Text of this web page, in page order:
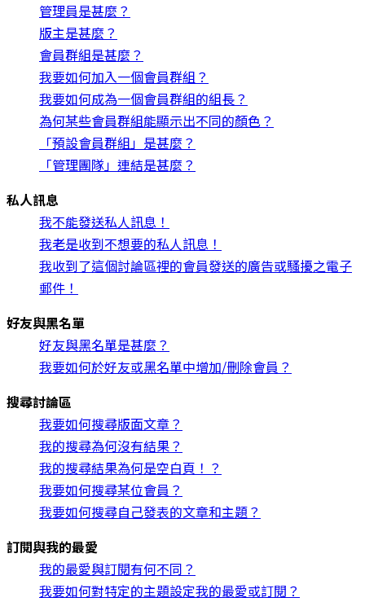
管理員是甚麼？
版主是甚麼？
會員群組是甚麼？
我要如何加入一個會員群組？
我要如何成為一個會員群組的組長？
為何某些會員群組能顯示出不同的顏色？
「預設會員群組」是甚麼？
「管理團隊」連結是甚麼？
私人訊息
我不能發送私人訊息！
我老是收到不想要的私人訊息！
我收到了這個討論區裡的會員發送的廣告或騷擾之電子
郵件！
好友與黑名單
好友與黑名單是甚麼？
我要如何於好友或黑名單中增加/刪除會員？
搜尋討論區
我要如何搜尋版面文章？
我的搜尋為何沒有結果？
我的搜尋結果為何是空白頁！？
我要如何搜尋某位會員？
我要如何搜尋自己發表的文章和主題？
訂閱與我的最愛
我的最愛與訂閱有何不同？
我要如何對特定的主題設定我的最愛或訂閱？